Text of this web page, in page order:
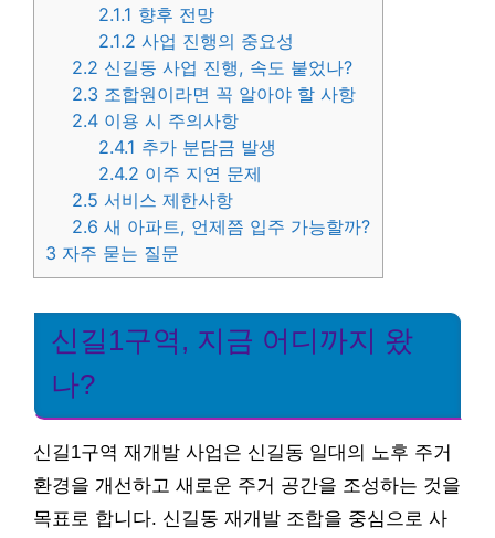
2.1.1 향후 전망
2.1.2 사업 진행의 중요성
2.2 신길동 사업 진행, 속도 붙었나?
2.3 조합원이라면 꼭 알아야 할 사항
2.4 이용 시 주의사항
2.4.1 추가 분담금 발생
2.4.2 이주 지연 문제
2.5 서비스 제한사항
2.6 새 아파트, 언제쯤 입주 가능할까?
3 자주 묻는 질문
신길1구역, 지금 어디까지 왔
나?
신길1구역 재개발 사업은 신길동 일대의 노후 주거
환경을 개선하고 새로운 주거 공간을 조성하는 것을
목표로 합니다. 신길동 재개발 조합을 중심으로 사